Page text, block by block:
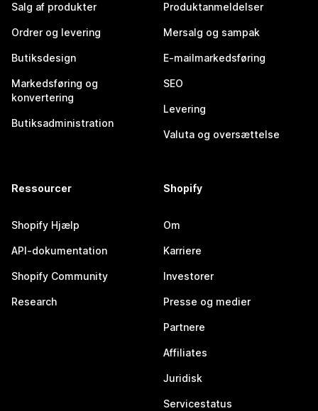
Salg af produkter
Ordrer og levering
Butiksdesign
Markedsføring og
konvertering
Butiksadministration
Produktanmeldelser
Mersalg og sampak
E-mailmarkedsføring
SEO
Levering
Valuta og oversættelse
Ressourcer
Shopify Hjælp
API-dokumentation
Shopify Community
Research
Shopify
Om
Karriere
Investorer
Presse og medier
Partnere
Affiliates
Juridisk
Servicestatus